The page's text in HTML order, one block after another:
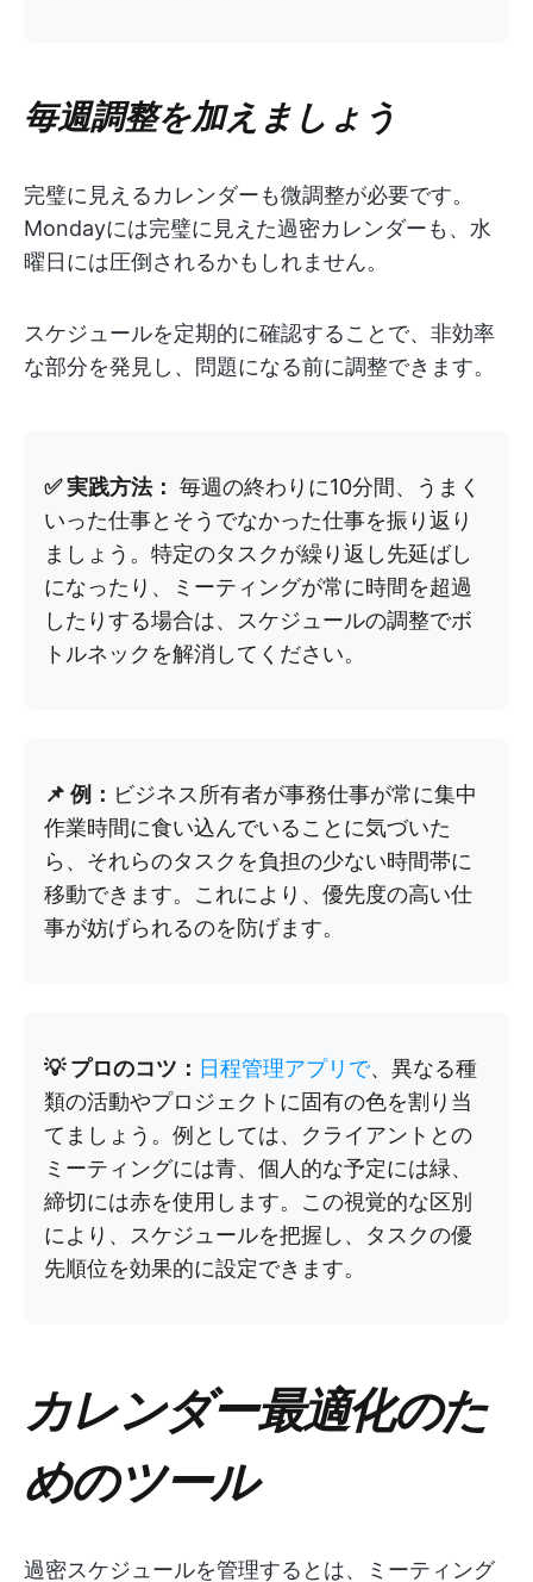
毎週調整を加えましょう
完璧に見えるカレンダーも微調整が必要です。
Mondayには完璧に見えた過密カレンダーも、水
曜日には圧倒されるかもしれません。
スケジュールを定期的に確認することで、非効率
な部分を発見し、問題になる前に調整できます。
✅ 実践方法： 毎週の終わりに10分間、うまく
いった仕事とそうでなかった仕事を振り返り
ましょう。特定のタスクが繰り返し先延ばし
になったり、ミーティングが常に時間を超過
したりする場合は、スケジュールの調整でボ
トルネックを解消してください。
📌 例： ビジネス所有者が事務仕事が常に集中
作業時間に食い込んでいることに気づいた
ら、それらのタスクを負担の少ない時間帯に
移動できます。これにより、優先度の高い仕
事が妨げられるのを防げます。
💡 プロのコツ： 日程管理アプリで、異なる種
類の活動やプロジェクトに固有の色を割り当
てましょう。例としては、クライアントとの
ミーティングには青、個人的な予定には緑、
締切には赤を使用します。この視覚的な区別
により、スケジュールを把握し、タスクの優
先順位を効果的に設定できます。
カレンダー最適化のた
めのツール
過密スケジュールを管理するとは、ミーティング